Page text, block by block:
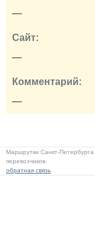
—
Сайт:
—
Комментарий:
—
Маршрутки Санкт-
перевозчиков.
обратная связь